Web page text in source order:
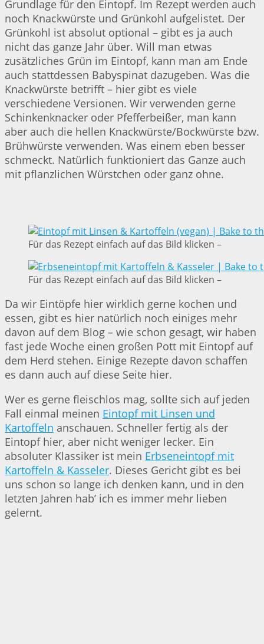
Grundlage für den Eintopf. Im Rezept werden auch
noch Knackwürste und Grünkohl aufgelistet. Der
Grünkohl ist absolut optional – gibt es ja auch
nicht das ganze Jahr über. Will man etwas
zusätzliches Grün im Eintopf, kann man am Ende
auch stattdessen Babyspinat dazugeben. Was die
Knackwürste betrifft – hier gibt es viele
verschiedene Versionen. Wir verwenden gerne
Schinkenknacker oder Pfefferbeißer, man kann
aber auch die hellen Knackwürste/Bockwürste bzw.
Brühwürste verwenden. Was einem eben besser
schmeckt. Natürlich funktioniert das Ganze auch
mit pflanzlichen Würstchen oder ganz ohne.
Für das Rezept einfach auf das Bild klicken –
Für das Rezept einfach auf das Bild klicken –
Da wir Eintöpfe hier wirklich gerne kochen und
essen, gibt es hier natürlich noch einiges mehr
davon auf dem Blog – wie schon gesagt, wir haben
fast jede Woche einen großen Pott mit Eintopf auf
dem Herd stehen. Einige Rezepte davon schaffen
es dann auch auf diese Seite hier.
Wer es gerne fleischlos mag, sollte sich auf jeden
Fall einmal meinen Eintopf mit Linsen und
Kartoffeln anschauen. Schneller fertig als der
Eintopf hier, aber nicht weniger lecker. Ein
absoluter Klassiker ist mein Erbseneintopf mit
Kartoffeln & Kasseler. Dieses Gericht gibt es bei
uns schon so lange ich denken kann, und in den
letzten Jahren hab’ ich es immer mehr lieben
gelernt.